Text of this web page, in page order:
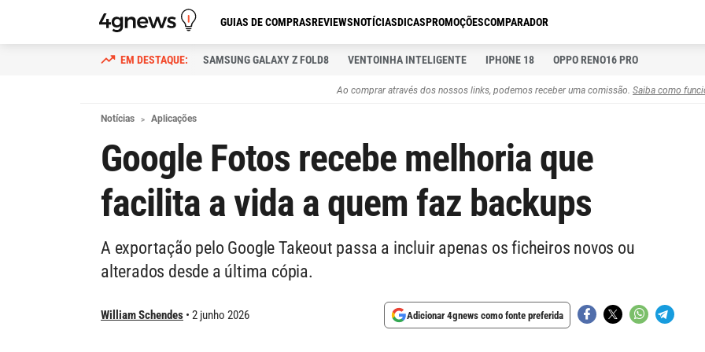
GUIAS DE COMPRASREVIEWSNOTÍCIASDICASPROMOÇÕESCOMPARADOR
SAMSUNG GALAXY Z FOLD8 VENTOINHA INTELIGENTE IPHONE 18 OPPO RENO16 PRO
Ao comprar através dos nossos links, podemos receber uma comissão. Saiba como
Notícias Aplicações
Google Fotos recebe melhoria que
facilita a vida a quem faz backups
A exportação pelo Google Takeout passa a incluir apenas os ficheiros novos ou
alterados desde a última cópia.
William Schendes 2 junho 2026 Adicionar 4gnews como fonte preferida